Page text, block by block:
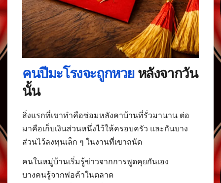
คนปีมะโรงจะถูกหวยหลังจากวัน
นั้น
สิ่งแรกที่เขาทำคือซ่อมหลังคาบ้านที่รั่วมานาน ต่อ
มาคือเก็บเงินส่วนหนึ่งไว้ให้ครอบครัว และกันบาง
ส่วนไว้ลงทุนเล็ก ๆ ในงานที่เขาถนัด
คนในหมู่บ้านเริ่มรู้ข่าวจากการพูดคุยกันเอง
บางคนรู้จากพ่อค้าในตลาด